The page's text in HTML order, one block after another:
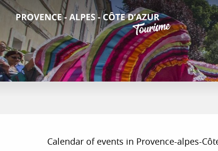
Aller
contenu
principal
Calendar of events in Provence-alpes-